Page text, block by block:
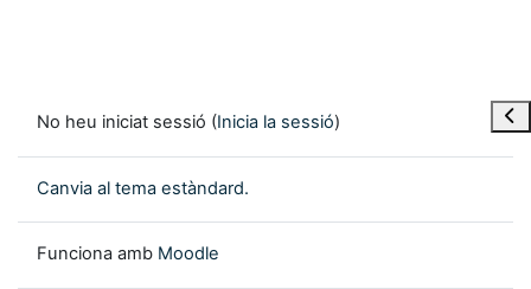
No heu iniciat sessió (Inicia la sessió)
Canvia al tema estàndard.
Funciona amb Moodle